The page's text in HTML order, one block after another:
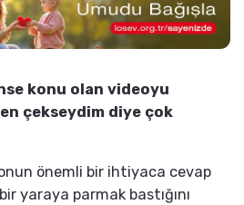
konu olan videoyu
çekseydim diye çok
önemli bir ihtiyaca cevap
yaraya parmak bastığını